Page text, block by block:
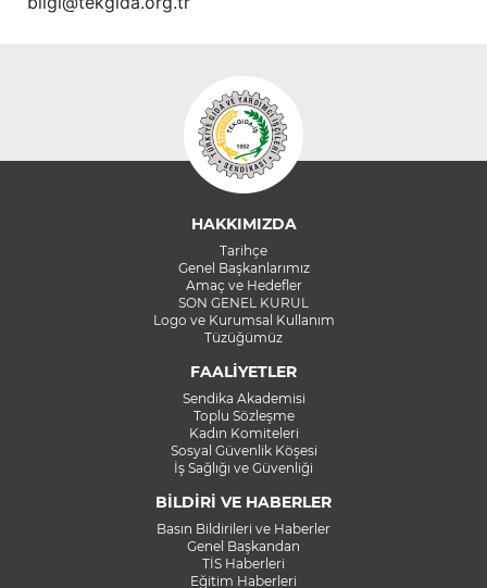
HAKKIMIZDA
Tarihçe
Genel Başkanlarımız
Amaç ve Hedefler
SON GENEL KURUL
Logo ve Kurumsal Kullanım
Tüzüğümüz
FAALİYETLER
Sendika Akademisi
Toplu Sözleşme
Kadın Komiteleri
Sosyal Güvenlik Köşesi
İş Sağlığı ve Güvenliği
BİLDİRİ VE HABERLER
Basın Bildirileri ve Haberler
Genel Başkandan
TİS Haberleri
Eğitim Haberleri